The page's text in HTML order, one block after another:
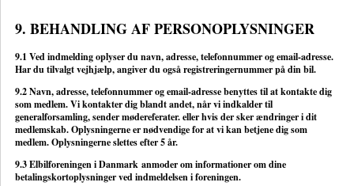
9. BEHANDLING AF PERSONOPLYSNINGER
9.1 Ved indmelding oplyser du navn, adresse, telefonnummer og email-adresse.
Har du tilvalgt vejhjælp, angiver du også registreringernummer på din bil.
9.2 Navn, adresse, telefonnummer og email-adresse benyttes til at kontakte dig
som medlem. Vi kontakter dig blandt andet, når vi indkalder til
generalforsamling, sender mødereferater. eller hvis der sker ændringer i dit
medlemskab. Oplysningerne er nødvendige for at vi kan betjene dig som
medlem. Oplysningerne slettes efter 5 år.
9.3 Elbilforeningen i Danmark anmoder om informationer om dine
betalingskortoplysninger ved indmeldelsen i foreningen.